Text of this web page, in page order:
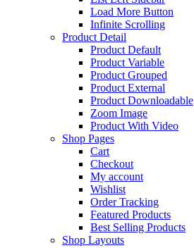
Load More Button
Infinite Scrolling
Product Detail
Product Default
Product Variable
Product Grouped
Product External
Product Downloadable
Zoom Image
Product With Video
Shop Pages
Cart
Checkout
My account
Wishlist
Order Tracking
Featured Products
Best Selling Products
Shop Layouts